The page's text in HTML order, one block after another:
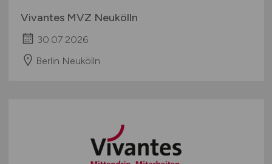
Vivantes MVZ Neukölln
30.07.2026
Berlin Neukölln